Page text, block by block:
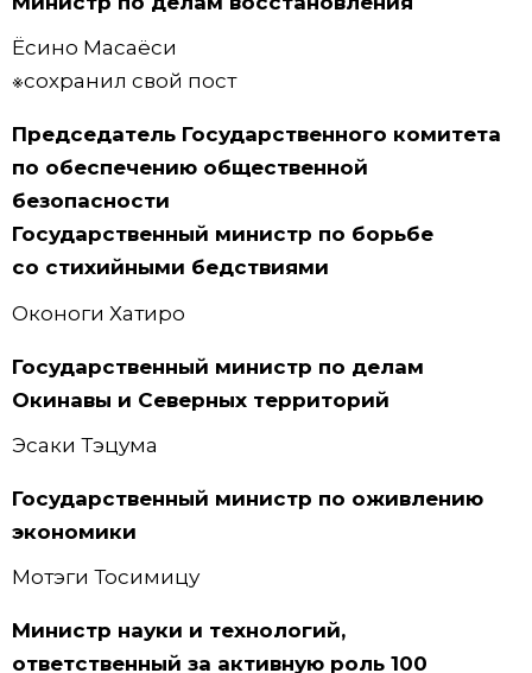
Ёсино Масаёси
※сохранил свой пост
Председатель Государственного комитета
по обеспечению общественной
безопасности
Государственный министр по борьбе
со стихийными бедствиями
Оконоги Хатиро
Государственный министр по делам
Окинавы и Северных территорий
Эсаки Тэцума
Государственный министр по оживлению
экономики
Мотэги Тосимицу
Министр науки и технологий,
ответственный за активную роль 100